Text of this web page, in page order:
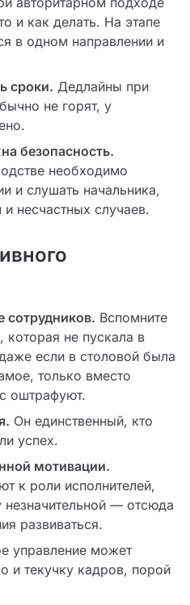
и как делать. На этапе
в одном направлении и
сроки. Дедлайны при
не горят, у
безопасность.
необходимо
и слушать начальника,
несчастных случаев.
сотрудников. Вспомните
которая не пускала в
если в столовой была
только вместо
оштрафуют.
Он единственный, кто
успех.
мотивации.
к роли исполнителей,
— отсюда
развиваться.
управление может
и текучку кадров, порой